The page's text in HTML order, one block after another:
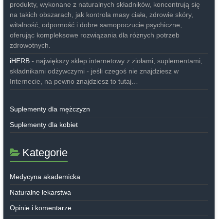
produkty, wykonane z naturalnych składników, koncentrują się
na takich obszarach, jak kontrola masy ciała, zdrowie skóry,
witalność, odporność i dobre samopoczucie psychiczne,
oferując kompleksowe rozwiązania dla różnych potrzeb
zdrowotnych.
iHERB- największy sklep internetowy z ziołami, suplementami,
składnikami odżywczymi - jeśli czegoś nie znajdziesz w
Internecie, na pewno znajdziesz to tutaj…
Suplementy dla mężczyzn
Suplementy dla kobiet
Kategorie
Medycyna akademicka
Naturalne lekarstwa
Opinie i komentarze